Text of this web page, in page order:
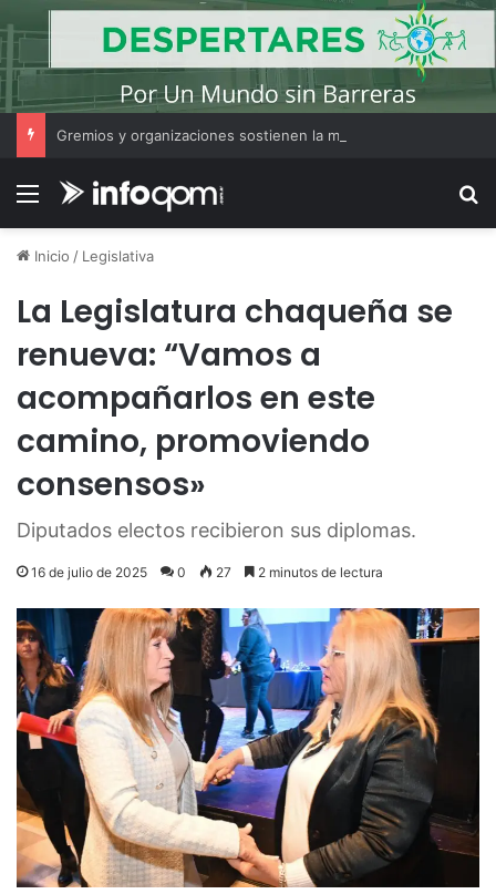
Menú
Inicio / Legislativa
La Legislatura chaqueña se
renueva: “Vamos a
acompañarlos en este
camino, promoviendo
consensos»
Diputados electos recibieron sus diplomas.
16 de julio de 2025 0 27 2 minutos de lectura